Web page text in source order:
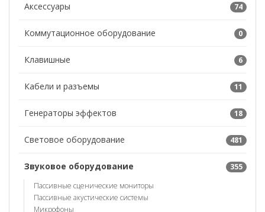
Аксессуары 74
Коммутационное оборудование 0
Клавишные 6
Кабели и разъемы 11
Генераторы эффектов 18
Световое оборудование 481
Звуковое оборудование
355
Пассивные сценические мониторы
Пассивные акустические системы
Микрофоны